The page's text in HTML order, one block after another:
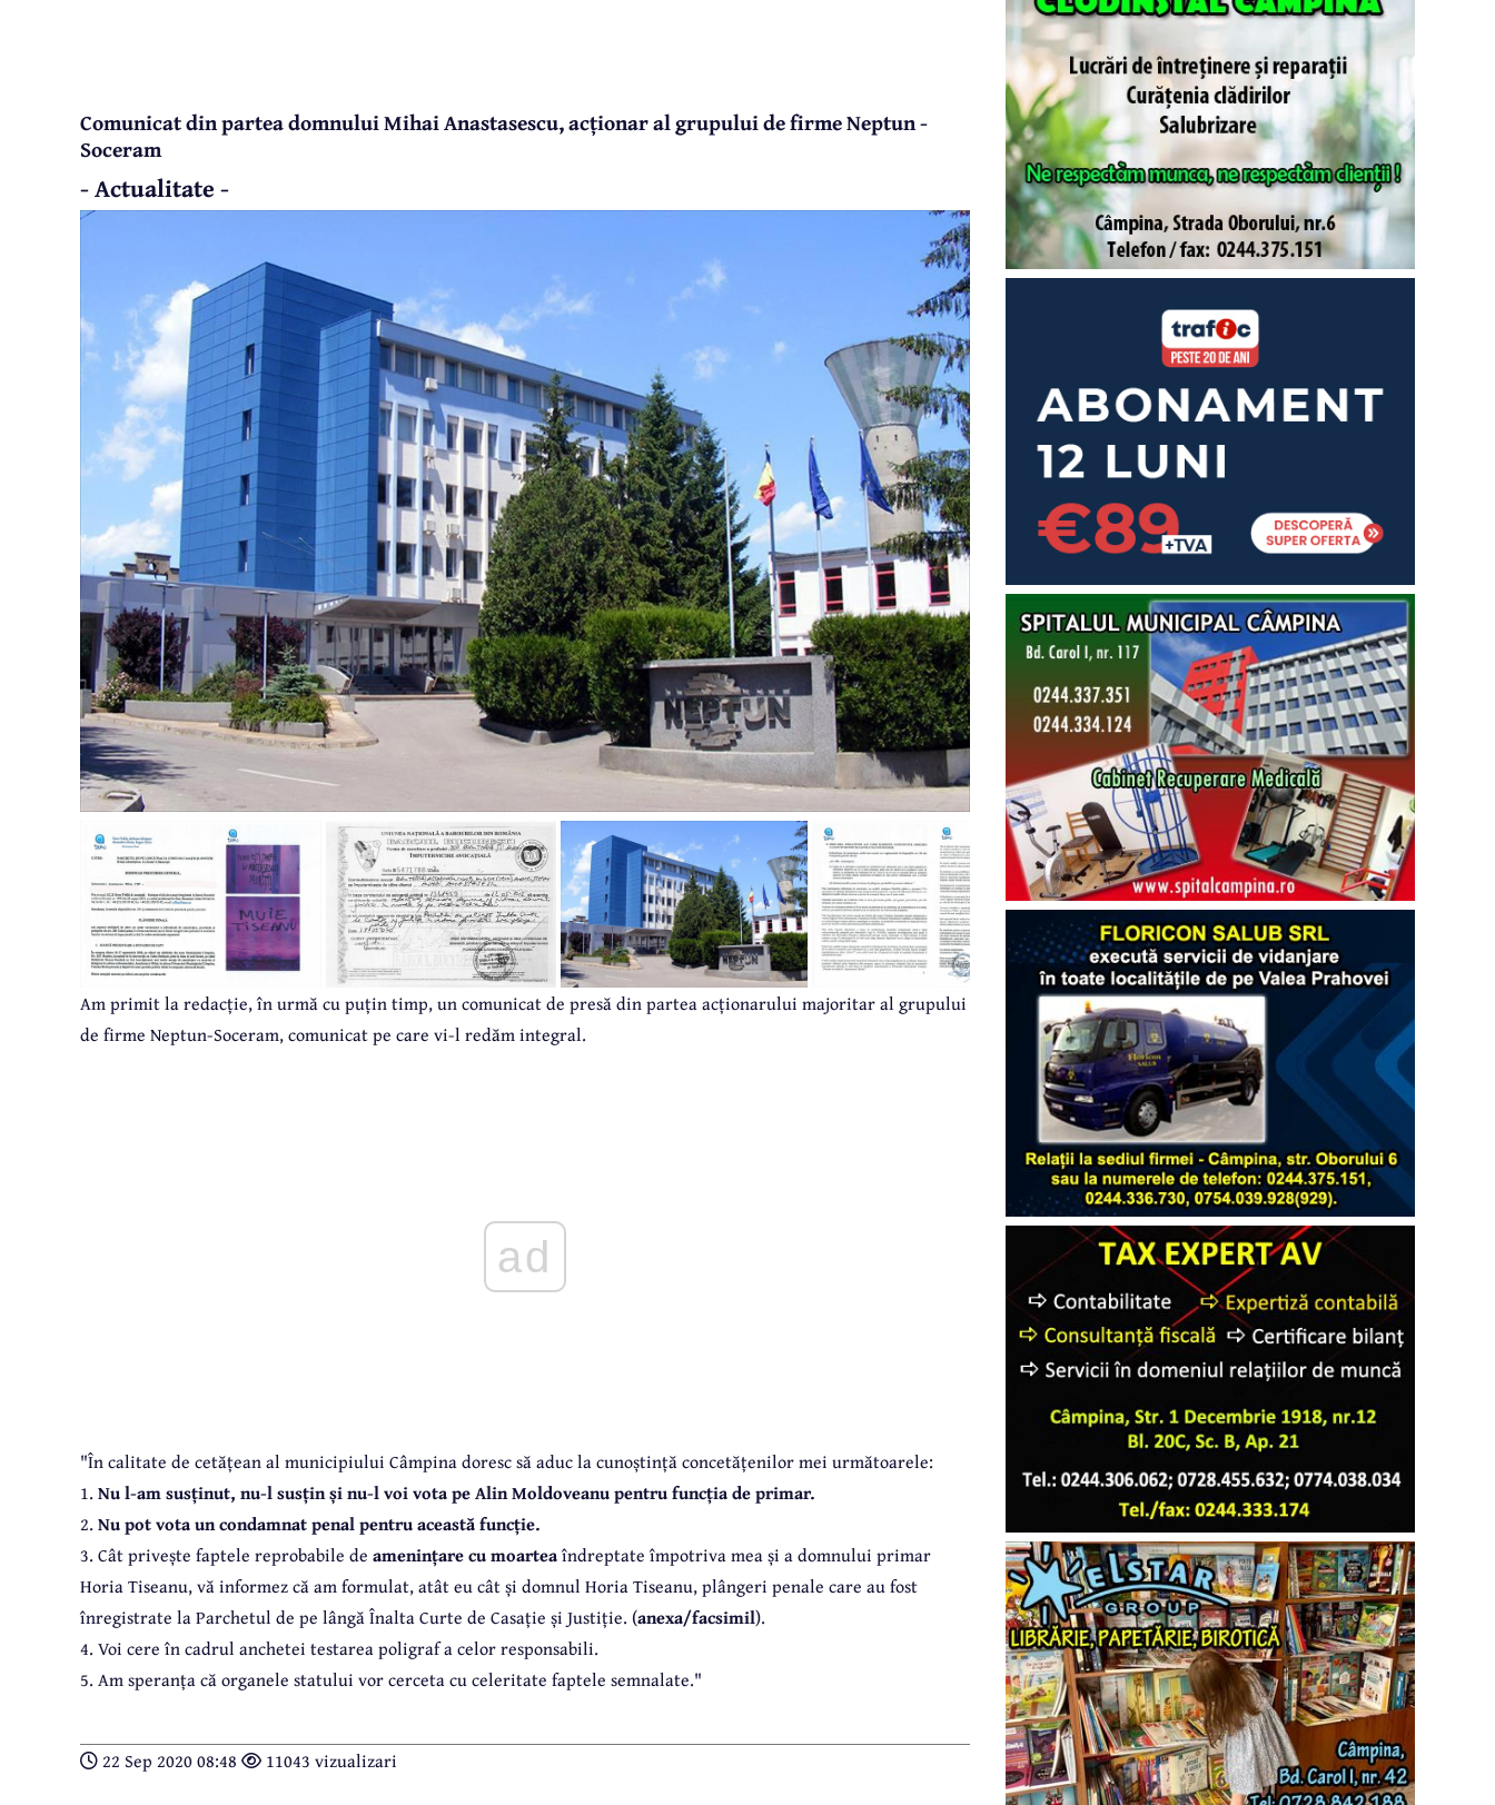
Comunicat din partea domnului Mihai Anastasescu, acționar al grupului de firme Neptun -
Soceram
- Actualitate -
Am primit la redacție, în urmă cu puțin timp, un comunicat de presă din partea acționarului majoritar al grupului
de firme Neptun-Soceram, comunicat pe care vi-l redăm integral.
ad
"În calitate de cetățean al municipiului Câmpina doresc să aduc la cunoștință concetățenilor mei următoarele:
1. Nu l-am susținut, nu-l susțin și nu-l voi vota pe Alin Moldoveanu pentru funcția de primar.
2. Nu pot vota un condamnat penal pentru această funcție.
3. Cât privește faptele reprobabile de amenințare cu moarteaîndreptate împotriva mea și a domnului primar
Horia Tiseanu, vă informez că am formulat, atât eu cât și domnul Horia Tiseanu, plângeri penale care au fost
înregistrate la Parchetul de pe lângă Înalta Curte de Casație și Justiție. (anexa/facsimil).
4. Voi cere în cadrul anchetei testarea poligraf a celor responsabili.
5. Am speranța că organele statului vor cerceta cu celeritate faptele semnalate."
22 Sep 2020 08:48 11043 vizualizari